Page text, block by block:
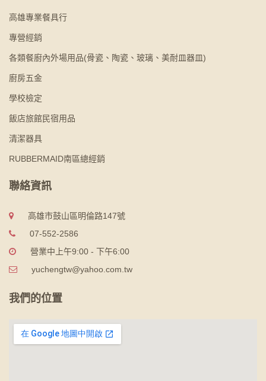
高雄專業餐具行
專營經銷
各類餐廚內外場用品(骨瓷、陶瓷、玻璃、美耐皿器皿)
廚房五金
學校檢定
飯店旅館民宿用品
清潔器具
RUBBERMAID南區總經銷
聯絡資訊
高雄市鼓山區明倫路147號
07-552-2586
營業中上午9:00 - 下午6:00
yuchengtw@yahoo.com.tw
我們的位置